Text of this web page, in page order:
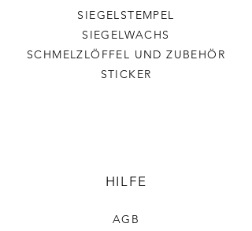
SIEGELSTEMPEL
SIEGELWACHS
SCHMELZLÖFFEL UND ZUBEHÖR
STICKER
HILFE
AGB